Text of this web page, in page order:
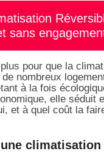
sans
pour que la
nombreux
à la fois
elle séduit
et à quel coût la